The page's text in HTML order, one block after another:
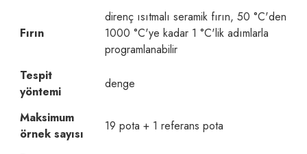
Fırın
direnç ısıtmalı seramik fırın, 50 °C'den
1000 °C'ye kadar 1 °C'lik adımlarla
programlanabilir
Tespit
yöntemi
denge
Maksimum
örnek sayısı
19 pota + 1 referans pota